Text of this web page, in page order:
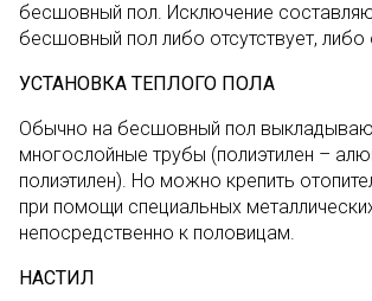
бесшовный пол. Исключение
бесшовный пол либо отсутствует, либо
УСТАНОВКА ТЕПЛОГО ПОЛА
Обычно на бесшовный пол
многослойные трубы (полиэтилен –
полиэтилен). Но можно крепить
при помощи специальных
непосредственно к половицам.
НАСТИЛ